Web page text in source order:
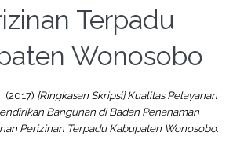
Terpadu
Wonosobo
(2017) [Ringkasan Skripsi] Kualitas Pelayanan
Bangunan di Badan Penanaman
Perizinan Terpadu Kabupaten Wonosobo.